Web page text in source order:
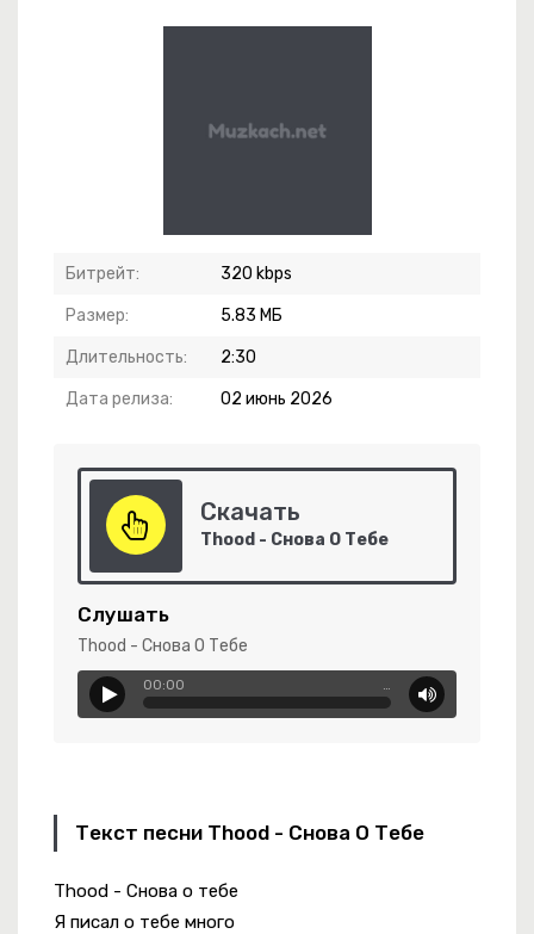
Битрейт: 320 kbps
Размер: 5.83 МБ
Длительность: 2:30
Дата релиза: 02 июнь 2026
Скачать
Thood - Снова О Тебе
Слушать
Thood - Снова О Тебе
00:00 …
Текст песни Thood - Снова О Тебе
Thood - Снова о тебе
Я писал о тебе много
Как Тебя Забыть
В Памяти
Потанцуем